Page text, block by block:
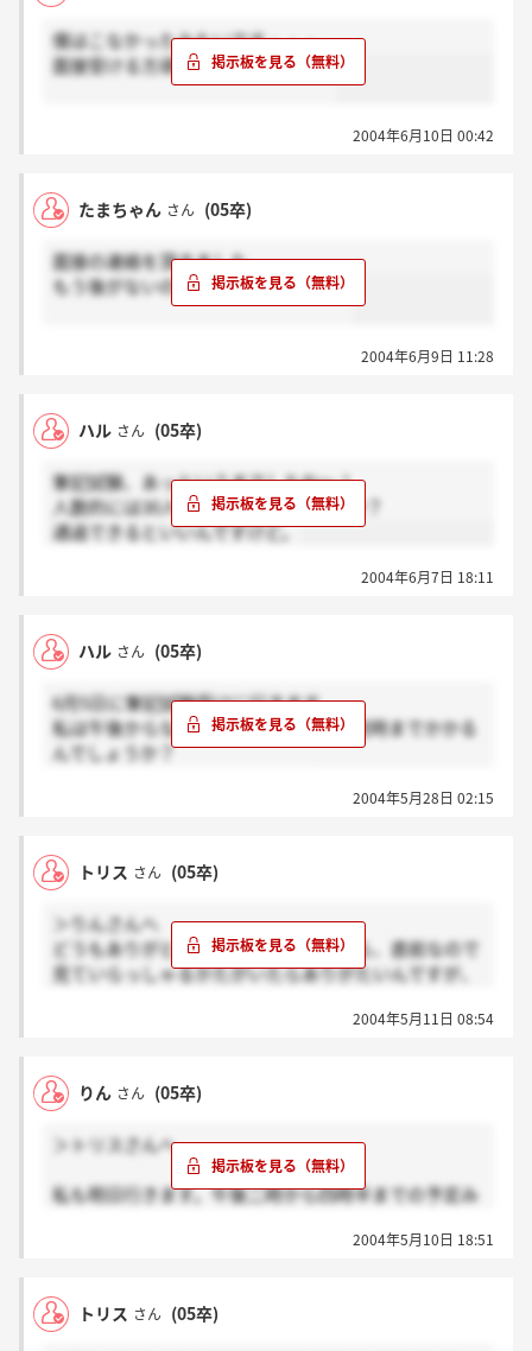
僕はこなかったみたいです・・・。
面接受ける方頑張ってください。。
2004年6月10日 00:42
たまちゃん さん (05卒)
面接の連絡を頂きました。
もう後がないので、がんばります。。
2004年6月9日 11:28
ハル さん (05卒)
筆記試験、あっというまでしたね～！
人数的には30人×3回くらいでしょうか？
通過できるといいんですけど。
2004年6月7日 18:11
ハル さん (05卒)
6月5日に筆記試験受けに行きます。
私は午後からなんですけど、だいたい何時までかかる
んでしょうか？
2004年5月28日 02:15
トリス さん (05卒)
＞りんさんへ
どうもありがとうございます！それから、直前なので
見ていらっしゃるかたがいたらありがたいんですが、
イルがウィルス予防のためか、勝手に削除されてしま
送ってもらったのですが、やっぱり駄目でした。
どなたか、大体の乗車位置(駅の正面とか)と集合時間
2004年5月11日 08:54
りん さん (05卒)
＞トリスさんへ
私も明日行きます。午後二時から四時半までの予定み
てください。もう誰か書き込んでますかね？2004年5月10日 18:51
トリス さん (05卒)